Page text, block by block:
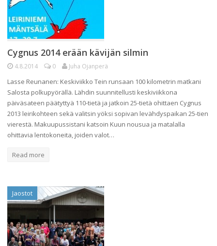
Cygnus 2014 erään kävijän silmin
4.8.2014 0 Juha Ojanperä
Lasse Reunanen: Keskiviikko Tein runsaan 100 kilometrin matkani
Salosta polkupyörällä. Lähdin suunnitellusti keskiviikkona
päiväsateen päätyttyä 110-tietä ja jatkoin 25-tietä ohittaen Cygnus
2013 leirikohteen sekä valitsin yöksi sopivan levähdyspaikan 25-tien
vierestä. Makuupussistani katsoin Kuun nousua ja matalalla
ohittavia lentokoneita, joiden valot…
Read more
Jaostot